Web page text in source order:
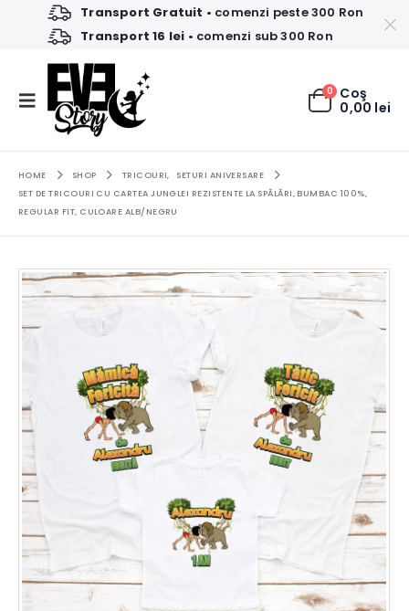
Transport Gratuit • comenzi peste 300 Ron
Transport 16 lei • comenzi sub 300 Ron
0 Coş
0,00 lei
HOME SHOP TRICOURI,
SETURI ANIVERSARE
SET DE TRICOURI CU CARTEA JUNGLEI REZISTENTE LA SPĂLĂRI, BUMBAC 100%,
REGULAR FIT, CULOARE ALB/NEGRU